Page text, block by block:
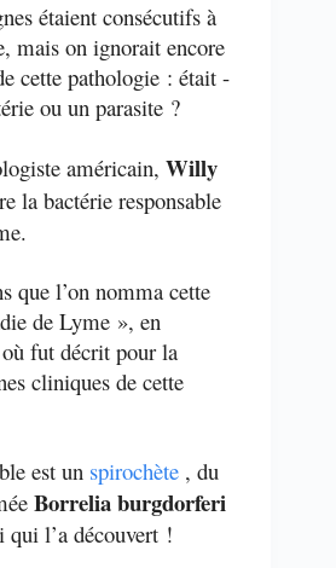
étaient consécutifs à
mais on ignorait encore
cette pathologie : était -
ou un parasite ?
américain, Willy
la bactérie responsable
que l’on nomma cette
de Lyme », en
fut décrit pour la
cliniques de cette
est un spirochète , du
Borrelia burgdorferi
qui l’a découvert !